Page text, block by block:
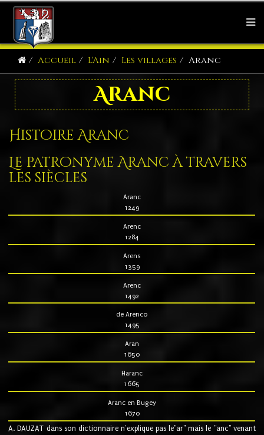
Accueil L'Ain Les villages Aranc
Aranc
Histoire Aranc
Le patronyme Aranc à travers
les siècles
Aranc
1249
Arenc
1284
Arens
1359
Arenc
1492
de Arenco
1495
Aran
1650
Haranc
1665
Aranc en Bugey
1670
A. DAUZAT dans son dictionnaire n'explique pas le"ar" mais le "anc" venant